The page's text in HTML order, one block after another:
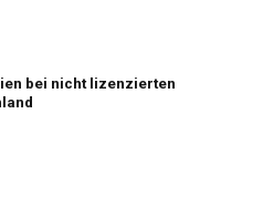
bei nicht lizenzierten